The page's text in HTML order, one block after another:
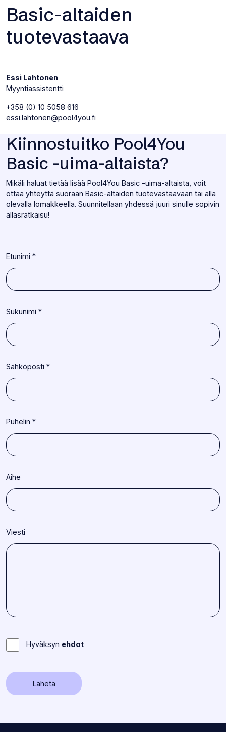
Basic-altaiden
tuotevastaava
Essi Lahtonen
Myyntiassistentti
+358 (0) 10 5058 616
essi.lahtonen@pool4you.fi
Kiinnostuitko Pool4You
Basic -uima-altaista?
Mikäli haluat tietää lisää Pool4You Basic -uima-altaista, voit
ottaa yhteyttä suoraan Basic-altaiden tuotevastaavaan tai alla
olevalla lomakkeella. Suunnitellaan yhdessä juuri sinulle sopivin
allasratkaisu!
Yhteystiedot
Etunimi *
Sukunimi *
Sähköposti *
Puhelin *
Aihe
Viesti
Hyväksyn ehdot
Lähetä